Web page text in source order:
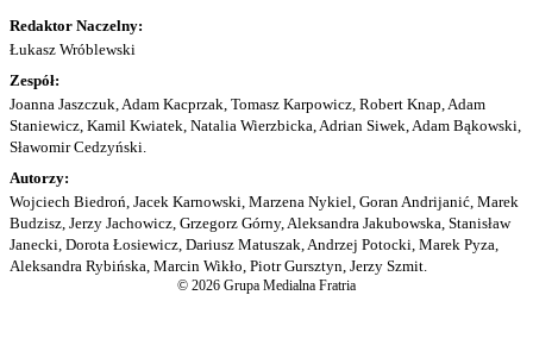
Redaktor Naczelny:
Łukasz Wróblewski
Zespół:
Joanna Jaszczuk, Adam Kacprzak, Tomasz Karpowicz, Robert Knap, Adam
Staniewicz, Kamil Kwiatek, Natalia Wierzbicka, Adrian Siwek, Adam Bąkowski,
Sławomir Cedzyński.
Autorzy:
Wojciech Biedroń, Jacek Karnowski, Marzena Nykiel, Goran Andrijanić, Marek
Budzisz, Jerzy Jachowicz, Grzegorz Górny, Aleksandra Jakubowska, Stanisław
Janecki, Dorota Łosiewicz, Dariusz Matuszak, Andrzej Potocki, Marek Pyza,
Aleksandra Rybińska, Marcin Wikło, Piotr Gursztyn, Jerzy Szmit.
© 2026 Grupa Medialna Fratria